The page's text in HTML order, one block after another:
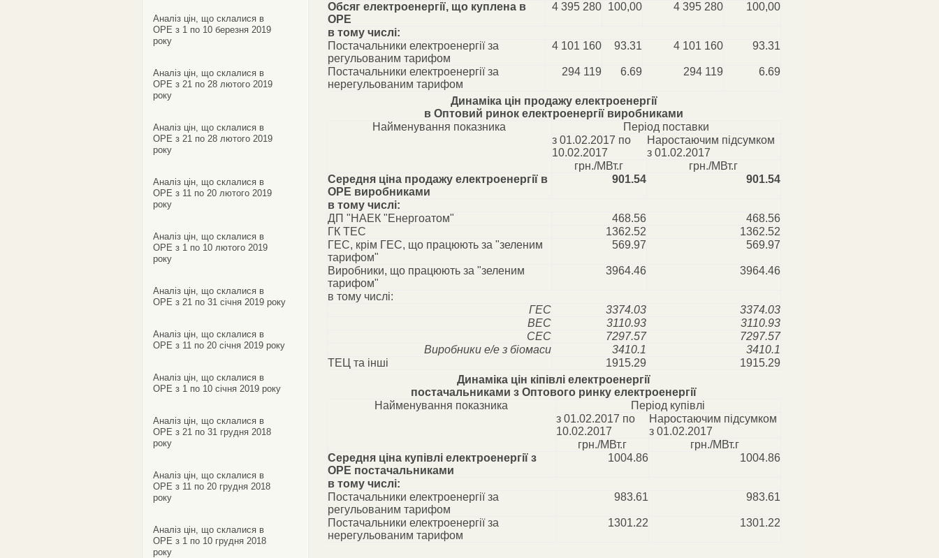
Аналіз цін, що склалися в
ОРЕ з 1 по 10 березня 2019
року
Аналіз цін, що склалися в
ОРЕ з 21 по 28 лютого 2019
року
Аналіз цін, що склалися в
ОРЕ з 21 по 28 лютого 2019
року
Аналіз цін, що склалися в
ОРЕ з 11 по 20 лютого 2019
року
Аналіз цін, що склалися в
ОРЕ з 1 по 10 лютого 2019
року
Аналіз цін, що склалися в
ОРЕ з 21 по 31 січня 2019 року
Аналіз цін, що склалися в
ОРЕ з 11 по 20 січня 2019 року
Аналіз цін, що склалися в
ОРЕ з 1 по 10 січня 2019 року
Аналіз цін, що склалися в
ОРЕ з 21 по 31 грудня 2018
року
Аналіз цін, що склалися в
ОРЕ з 11 по 20 грудня 2018
року
Аналіз цін, що склалися в
ОРЕ з 1 по 10 грудня 2018
року
Обсяг електроенергії, що куплена в
ОРЕ
4 395 280 100,00 4 395 280 100,00
в тому числі:
Постачальники електроенергії за
регульованим тарифом
4 101 160 93.31 4 101 160 93.31
Постачальники електроенергії за
нерегульованим тарифом
294 119 6.69 294 119 6.69
Динаміка цін продажу електроенергії
в Оптовий ринок електроенергії виробниками
Найменування показника
Період поставки
з 01.02.2017 по
10.02.2017
Наростаючим підсумком
з 01.02.2017
грн./МВт.г
грн./МВт.г
Середня ціна продажу електроенергії в
ОРЕ виробниками
901.54 901.54
в тому числі:
ДП "НАЕК "Енергоатом"
468.56
468.56
ГК ТЕС
1362.52
1362.52
ГЕС, крім ГЕС, що працюють за "зеленим
тарифом"
569.97 569.97
Виробники, що працюють за "зеленим
тарифом"
3964.46 3964.46
в тому числі:
ГЕС
3374.03
3374.03
ВЕС
3110.93
3110.93
СЕС
7297.57
7297.57
Виробники е/е з біомаси
3410.1
3410.1
ТЕЦ та інші
1915.29
1915.29
Динаміка цін кіпівлі електроенергії
постачальниками з Оптового ринку електроенергії
Найменування показника
Період купівлі
з 01.02.2017 по
10.02.2017
Наростаючим підсумком
з 01.02.2017
грн./МВт.г
грн./МВт.г
Середня ціна купівлі електроенергії з
ОРЕ постачальниками
1004.86 1004.86
в тому числі:
Постачальники електроенергії за
регульованим тарифом
983.61 983.61
Постачальники електроенергії за
нерегульованим тарифом
1301.22 1301.22